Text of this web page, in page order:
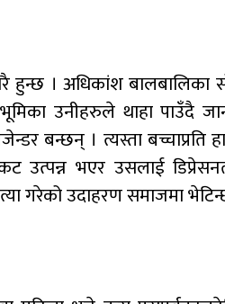
। अधिकांश बालबालिका
उनीहरुले थाहा पाउँदै
बन्छन् । त्यस्ता बच्चाप्रति
उत्पन्न भएर उसलाई
गरेको उदाहरण समाजमा